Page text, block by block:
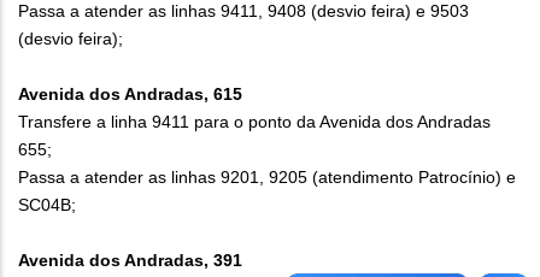
Passa a atender as linhas 9411, 9408 (desvio feira) e 9503
(desvio feira);
Avenida dos Andradas, 615
Transfere a linha 9411 para o ponto da Avenida dos Andradas
655;
Passa a atender as linhas 9201, 9205 (atendimento Patrocínio) e
SC04B;
Avenida dos Andradas, 391